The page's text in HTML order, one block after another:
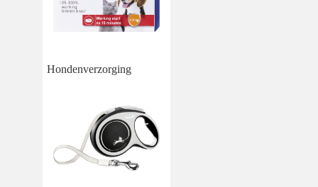
Hondenverzorging